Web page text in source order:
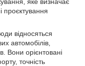
проєктування
відносяться
автомобілів,
Вони орієнтовані
точність